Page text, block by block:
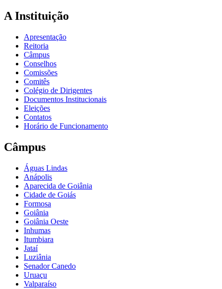
A Instituição
Apresentação
Reitoria
Câmpus
Conselhos
Comissões
Comitês
Colégio de Dirigentes
Documentos Institucionais
Eleições
Contatos
Horário de Funcionamento
Câmpus
Águas Lindas
Anápolis
Aparecida de Goiânia
Cidade de Goiás
Formosa
Goiânia
Goiânia Oeste
Inhumas
Itumbiara
Jataí
Luziânia
Senador Canedo
Uruaçu
Valparaíso